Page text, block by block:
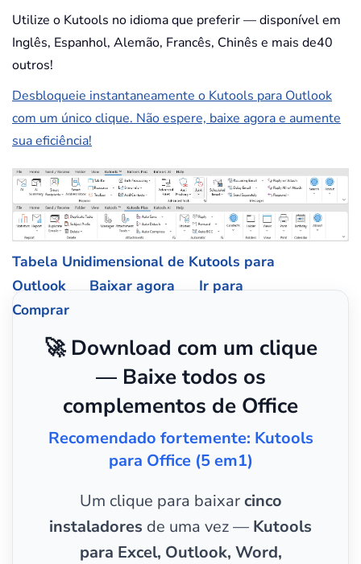
Utilize o Kutools no idioma que preferir — disponível em
Inglês, Espanhol, Alemão, Francês, Chinês e mais de40
outros!
Desbloqueie instantaneamente o Kutools para Outlook
com um único clique. Não espere, baixe agora e aumente
sua eficiência!
Tabela Unidimensional de Kutools para
Outlook
Baixar agora
Ir para
Comprar
🚀 Download com um clique
— Baixe todos os
complementos de Office
Recomendado fortemente: Kutools
para Office (5 em1)
Um clique para baixarcinco
instaladores de uma vez — Kutools
para Excel, Outlook, Word,